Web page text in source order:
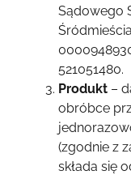
Sądowego
521051480.
Produkt –
obróbce
(zgodnie z
składa się